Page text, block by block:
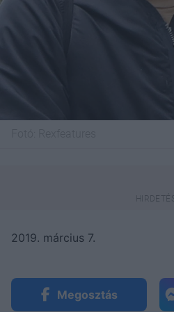
2019. március 7.
Megosztás